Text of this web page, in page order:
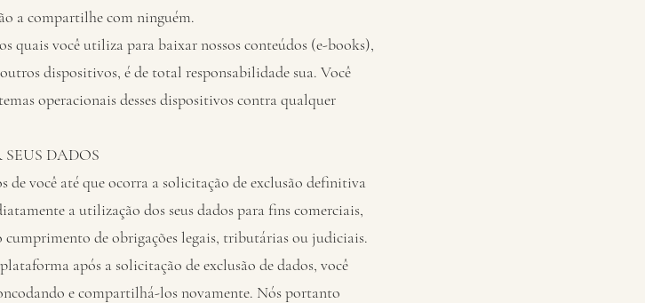
a compartilhe com ninguém.
quais você utiliza para baixar nossos conteúdos (e-books),
dispositivos, é de total responsabilidade sua. Você
operacionais desses dispositivos contra qualquer
DADOS
de você até que ocorra a solicitação de exclusão definitiva
a utilização dos seus dados para fins comerciais,
cumprimento de obrigações legais, tributárias ou judiciais.
após a solicitação de exclusão de dados, você
e compartilhá-los novamente. Nós portanto